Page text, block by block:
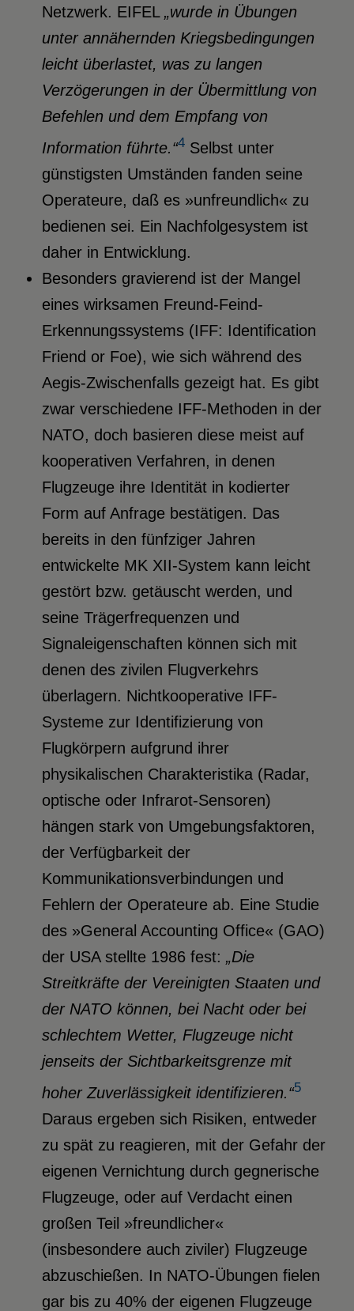
Netzwerk. EIFEL „wurde in Übungen
unter annähernden Kriegsbedingungen
leicht überlastet, was zu langen
Verzögerungen in der Übermittlung von
Befehlen und dem Empfang von
Information führte.“4 Selbst unter
günstigsten Umständen fanden seine
Operateure, daß es »unfreundlich« zu
bedienen sei. Ein Nachfolgesystem ist
daher in Entwicklung.
Besonders gravierend ist der Mangel
eines wirksamen Freund-Feind-
Erkennungssystems (IFF: Identification
Friend or Foe), wie sich während des
Aegis-Zwischenfalls gezeigt hat. Es gibt
zwar verschiedene IFF-Methoden in der
NATO, doch basieren diese meist auf
kooperativen Verfahren, in denen
Flugzeuge ihre Identität in kodierter
Form auf Anfrage bestätigen. Das
bereits in den fünfziger Jahren
entwickelte MK XII-System kann leicht
gestört bzw. getäuscht werden, und
seine Trägerfrequenzen und
Signaleigenschaften können sich mit
denen des zivilen Flugverkehrs
überlagern. Nichtkooperative IFF-
Systeme zur Identifizierung von
Flugkörpern aufgrund ihrer
physikalischen Charakteristika (Radar,
optische oder Infrarot-Sensoren)
hängen stark von Umgebungsfaktoren,
der Verfügbarkeit der
Kommunikationsverbindungen und
Fehlern der Operateure ab. Eine Studie
des »General Accounting Office« (GAO)
der USA stellte 1986 fest: „Die
Streitkräfte der Vereinigten Staaten und
der NATO können, bei Nacht oder bei
schlechtem Wetter, Flugzeuge nicht
jenseits der Sichtbarkeitsgrenze mit
hoher Zuverlässigkeit identifizieren.“5
Daraus ergeben sich Risiken, entweder
zu spät zu reagieren, mit der Gefahr der
eigenen Vernichtung durch gegnerische
Flugzeuge, oder auf Verdacht einen
großen Teil »freundlicher«
(insbesondere auch ziviler) Flugzeuge
abzuschießen. In NATO-Übungen fielen
gar bis zu 40% der eigenen Flugzeuge